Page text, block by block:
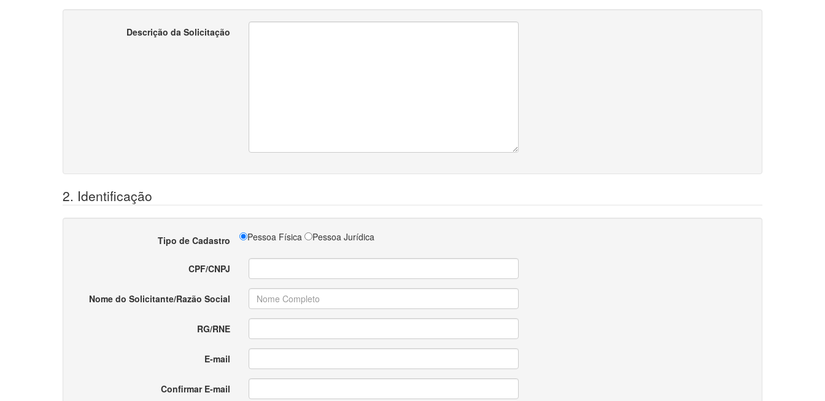
Descrição da Solicitação
2. Identificação
Tipo de Cadastro Pessoa Física Pessoa Jurídica
CPF/CNPJ
Nome do Solicitante/Razão Social
RG/RNE
E-mail
Confirmar E-mail